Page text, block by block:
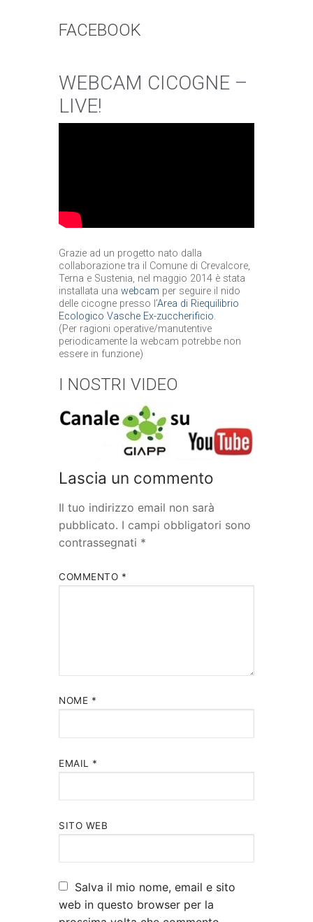
FACEBOOK
WEBCAM CICOGNE –
LIVE!
Grazie ad un progetto nato dalla
collaborazione tra il Comune di Crevalcore,
Terna e Sustenia, nel maggio 2014 è stata
installata una webcam per seguire il nido
delle cicogne presso l’Area di Riequilibrio
Ecologico Vasche Ex-zuccherificio.
(Per ragioni operative/manutentive
periodicamente la webcam potrebbe non
essere in funzione)
I NOSTRI VIDEO
Lascia un commento
Il tuo indirizzo email non sarà
pubblicato. I campi obbligatori sono
contrassegnati *
COMMENTO *
NOME *
EMAIL *
SITO WEB
Salva il mio nome, email e sito
web in questo browser per la